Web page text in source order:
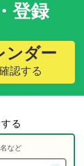
登録
ンダー
認する
る
など